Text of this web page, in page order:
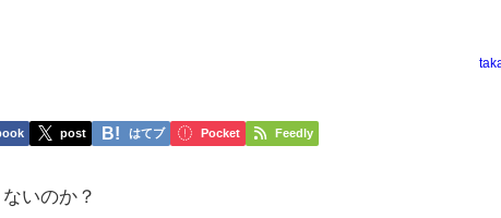
post はてブ Pocket Feedly
いのか？